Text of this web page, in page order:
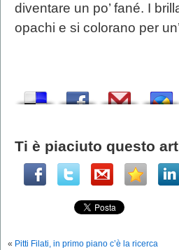
diventare un po’ fané. I
opachi e si colorano per
Ti è piaciuto questo
« Pitti Filati, in primo piano c’è la ricerca